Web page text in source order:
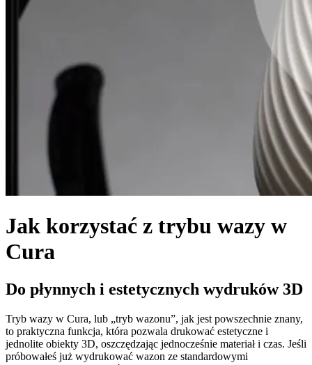
Jak korzystać z trybu wazy w
Cura
Do płynnych i estetycznych wydruków 3D
Tryb wazy w Cura, lub „tryb wazonu”, jak jest powszechnie znany,
to praktyczna funkcja, która pozwala drukować estetyczne i
jednolite obiekty 3D, oszczędzając jednocześnie materiał i czas. Jeśli
próbowałeś już wydrukować wazon ze standardowymi